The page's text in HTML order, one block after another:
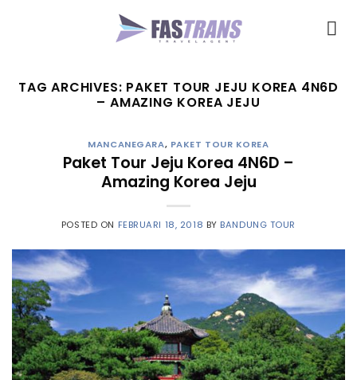
TAG ARCHIVES: PAKET TOUR JEJU KOREA 4N6D
– AMAZING KOREA JEJU
MANCANEGARA, PAKET TOUR KOREA
Paket Tour Jeju Korea 4N6D –
Amazing Korea Jeju
POSTED ON FEBRUARI 18, 2018 BY BANDUNG TOUR